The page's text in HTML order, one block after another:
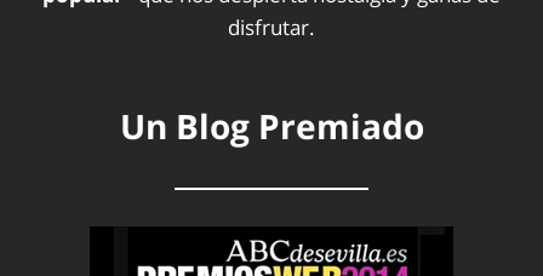
disfrutar.
Un Blog Premiado